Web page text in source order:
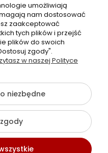
e-mail:
| Choinki Sztuczne Virpol
Ecommercy
umożliwiają
nam dostosować
zaakceptować
tych plików i przejść
plików do swoich
zgody".
w naszej Polityce
niezbędne